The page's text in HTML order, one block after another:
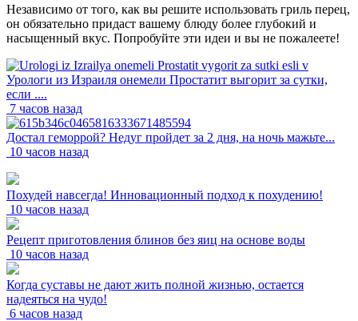
Независимо от того, как вы решите использовать гриль перец,
он обязательно придаст вашему блюду более глубокий и
насыщенный вкус. Попробуйте эти идеи и вы не пожалеете!
Урологи из Израиля онемели Простатит выгорит за сутки,
если ....
7 часов назад
Достал геморрой? Недуг пройдет за 2 дня, на ночь мажьте...
10 часов назад
Похудей навсегда! Инновационный подход к похудению!
10 часов назад
Рецепт приготовления блинов без яиц на основе воды
10 часов назад
Когда суставы не дают жить полной жизнью, остается
надеяться на чудо!
6 часов назад